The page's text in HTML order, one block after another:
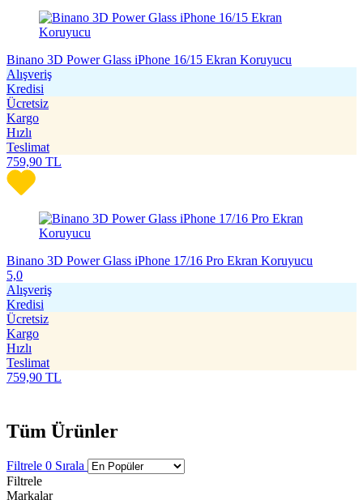
Binano 3D Power Glass iPhone 16/15 Ekran Koruyucu
Alışveriş
Kredisi
Ücretsiz
Kargo
Hızlı
Teslimat
759,90 TL
Binano 3D Power Glass iPhone 17/16 Pro Ekran Koruyucu
5,0
Alışveriş
Kredisi
Ücretsiz
Kargo
Hızlı
Teslimat
759,90 TL
Tüm Ürünler
Filtrele 0 Sırala
Filtrele
Markalar